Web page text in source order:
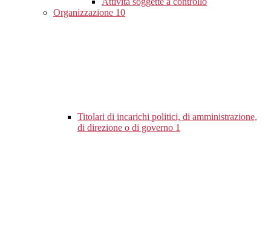
Organizzazione 10
Titolari di incarichi politici, di amministrazione,
di direzione o di governo 1